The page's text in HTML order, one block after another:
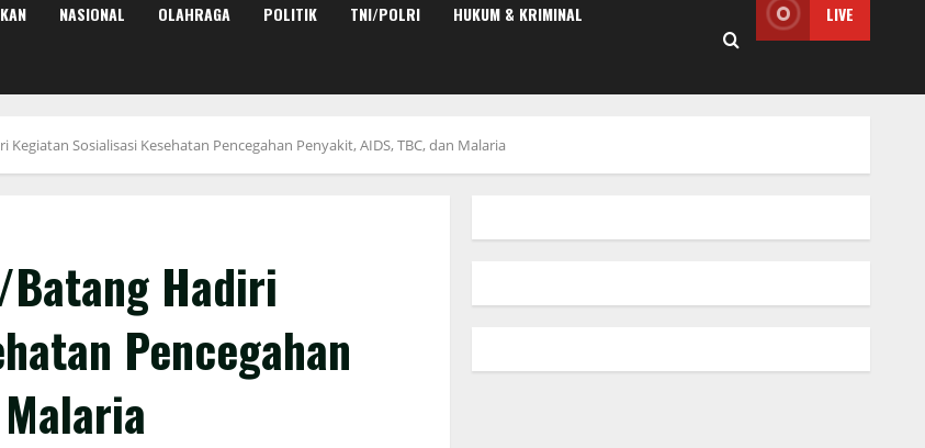
NASIONAL OLAHRAGA POLITIK TNI/POLRI HUKUM & KRIMINAL LIVE
Sosialisasi Kesehatan Pencegahan Penyakit, AIDS, TBC, dan Malaria
Hadiri
Pencegahan